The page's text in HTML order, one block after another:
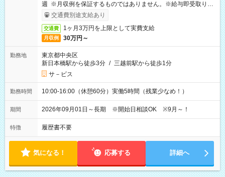
週 ※月収例を保証するものではありません。※給与即受取りサ
ービス利用可（利用条件有）
交通費別途支給あり
交通費 1ヶ月3万円を上限として実費支給
月収例 30万円～
勤務地
東京都中央区
新日本橋駅から徒歩3分 / 三越前駅から徒歩1分
サ－ビス
勤務時間 10:00-16:00（休憩60分）実働5時間（残業少なめ！）
期間 2026年09月01日～長期 ※開始日相談OK ※9月～！
特徴 履歴書不要
気になる！ 応募する 詳細へ